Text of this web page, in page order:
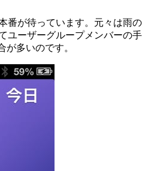
番が待っています。元々は雨
ユーザーグループメンバーの
多いのです。